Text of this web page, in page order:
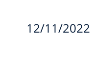
12/11/2022